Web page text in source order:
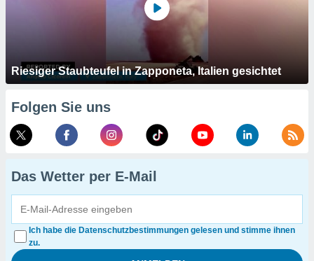
Riesiger Staubteufel in Zapponeta, Italien gesichtet
Folgen Sie uns
Das Wetter per E-Mail
Ich habe die Datenschutzbestimmungen gelesen und stimme ihnen
zu.